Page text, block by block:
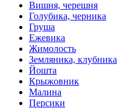
Вишня, черешня
Голубика, черника
Груша
Ежевика
Жимолость
Земляника, клубника
Йошта
Крыжовник
Малина
Персики